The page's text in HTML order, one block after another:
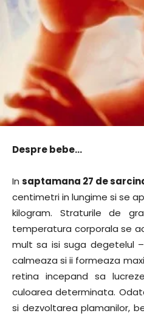
Despre bebe…
Insaptamana 27 de
centimetri in lungime si se
kilogram. Straturile de
temperatura corporala se
mult sa isi suga degetelul
calmeaza si ii formeaza
retina incepand sa
culoarea determinata.
si dezvoltarea plamanilor,